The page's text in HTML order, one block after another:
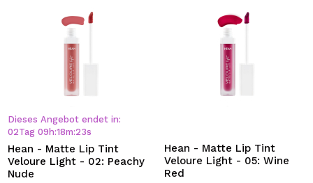
Dieses Angebot endet in:
02Tag 09 h:18m:22s
Hean - Matte Lip Tint
Veloure Light - 02: Peachy
Nude
Hean - Matte Lip Tint
Veloure Light - 05: Wine
Red